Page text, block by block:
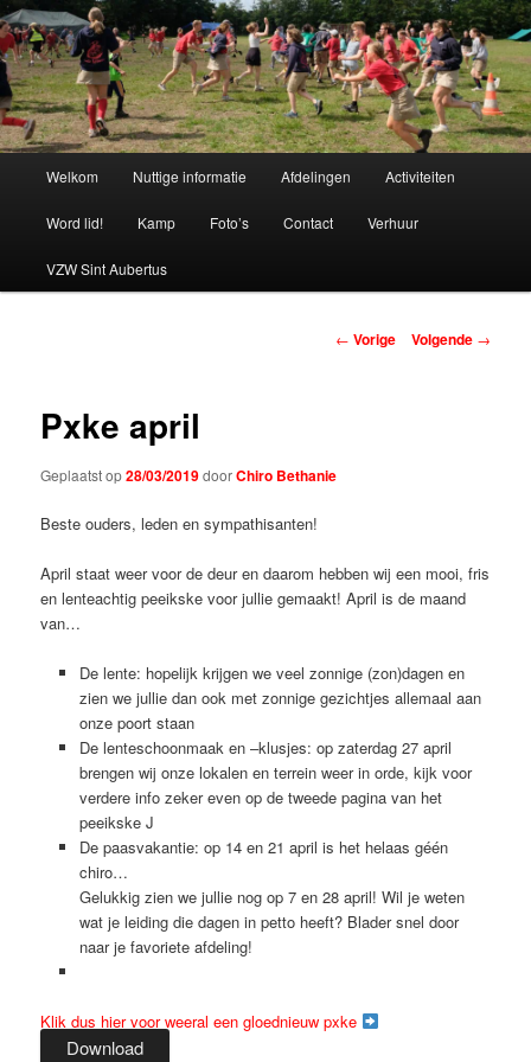
Spring
naar
de
primaire
inhoudChiro Bethanie
Welkom Nuttige informatie Afdelingen Activiteiten
Word lid! Kamp Foto’s Contact Verhuur
VZW Sint Aubertus
Berichtnavigatie
← Vorige Volgende →
Pxke april
Geplaatst op28/03/2019doorChiro Bethanie
Beste ouders, leden en sympathisanten!
April staat weer voor de deur en daarom hebben wij een mooi, fris
en lenteachtig peeikske voor jullie gemaakt! April is de maand
van…
De lente: hopelijk krijgen we veel zonnige (zon)dagen en
zien we jullie dan ook met zonnige gezichtjes allemaal aan
onze poort staan
De lenteschoonmaak en –klusjes: op zaterdag 27 april
brengen wij onze lokalen en terrein weer in orde, kijk voor
verdere info zeker even op de tweede pagina van het
peeikske J
De paasvakantie: op 14 en 21 april is het helaas géén
chiro…
Gelukkig zien we jullie nog op 7 en 28 april! Wil je weten
wat je leiding die dagen in petto heeft? Blader snel door
naar je favoriete afdeling!
Klik dus hier voor weeral een gloednieuw pxke
Download